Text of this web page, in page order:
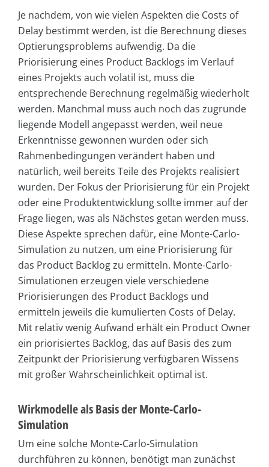
Je nachdem, von wie vielen Aspekten die Costs of
Delay bestimmt werden, ist die Berechnung dieses
Optierungsproblems aufwendig. Da die
Priorisierung eines Product Backlogs im Verlauf
eines Projekts auch volatil ist, muss die
entsprechende Berechnung regelmäßig wiederholt
werden. Manchmal muss auch noch das zugrunde
liegende Modell angepasst werden, weil neue
Erkenntnisse gewonnen wurden oder sich
Rahmenbedingungen verändert haben und
natürlich, weil bereits Teile des Projekts realisiert
wurden. Der Fokus der Priorisierung für ein Projekt
oder eine Produktentwicklung sollte immer auf der
Frage liegen, was als Nächstes getan werden muss.
Diese Aspekte sprechen dafür, eine Monte-Carlo-
Simulation zu nutzen, um eine Priorisierung für
das Product Backlog zu ermitteln. Monte-Carlo-
Simulationen erzeugen viele verschiedene
Priorisierungen des Product Backlogs und
ermitteln jeweils die kumulierten Costs of Delay.
Mit relativ wenig Aufwand erhält ein Product Owner
ein priorisiertes Backlog, das auf Basis des zum
Zeitpunkt der Priorisierung verfügbaren Wissens
mit großer Wahrscheinlichkeit optimal ist.
Wirkmodelle als Basis der Monte-Carlo-
Simulation
Um eine solche Monte-Carlo-Simulation
durchführen zu können, benötigt man zunächst